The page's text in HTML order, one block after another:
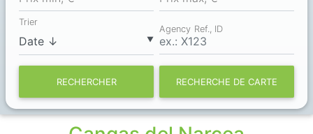
▼
Trier
Agency Ref., ID
RECHERCHER RECHERCHE DE CARTE